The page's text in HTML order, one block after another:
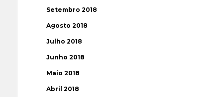
Setembro 2018
Agosto 2018
Julho 2018
Junho 2018
Maio 2018
Abril 2018